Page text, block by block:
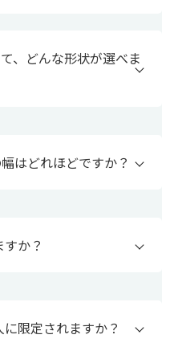
、どんな形状が選べま
はどれほどですか？
か？
限定されますか？